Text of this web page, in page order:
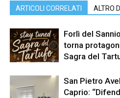
ARTICOLI CORRELATI ALTRO
Forlì del
torna
Sagra del
San Pietro
Caprio: